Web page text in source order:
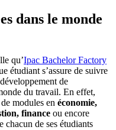
dans le monde
qu’Ipac Bachelor Factory
étudiant s’assure de suivre
de
du travail. En effet,
modules en économie,
finance ou encore
chacun de ses étudiants